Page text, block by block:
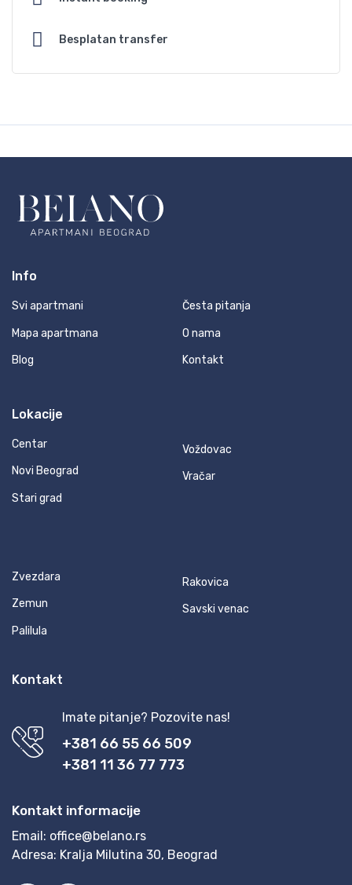
Besplatan transfer
Info
Svi apartmani
Mapa apartmana
Blog
Česta pitanja
O nama
Kontakt
Lokacije
Centar
Novi Beograd
Stari grad
Voždovac
Vračar
Zvezdara
Zemun
Palilula
Rakovica
Savski venac
Kontakt
Imate pitanje? Pozovite nas!
+381 66 55 66 509
+381 11 36 77 773
Kontakt informacije
Email: office@belano.rs
Adresa: Kralja Milutina 30, Beograd